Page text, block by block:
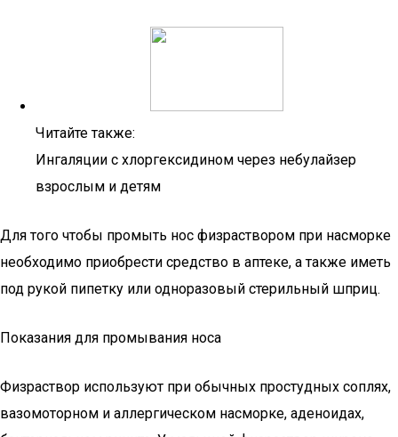
Читайте также:
Ингаляции с хлоргексидином через небулайзер
взрослым и детям
Для того чтобы промыть нос физраствором при насморке
необходимо приобрести средство в аптеке, а также иметь
под рукой пипетку или одноразовый стерильный шприц.
Показания для промывания носа
Физраствор используют при обычных простудных соплях,
вазомоторном и аллергическом насморке, аденоидах,